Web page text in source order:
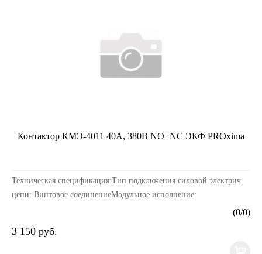
Контактор КМЭ-4011 40А, 380В NO+NC ЭКФ PROxima
Техническая спецификация:Тип подключения силовой электрич.
цепи: Винтовое соединениеМодульное исполнение:
НетНоминальная рабочая мощность NEMA: 10Количество нор...
(0/0)
3 150 руб.